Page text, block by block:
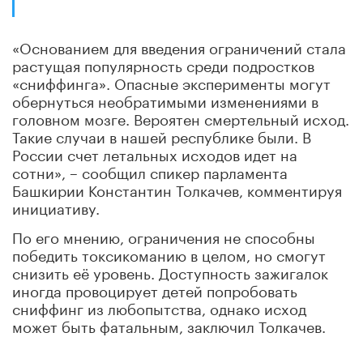
«Основанием для введения ограничений стала
растущая популярность среди подростков
«сниффинга». Опасные эксперименты могут
обернуться необратимыми изменениями в
головном мозге. Вероятен смертельный исход.
Такие случаи в нашей республике были. В
России счет летальных исходов идет на
сотни», – сообщил спикер парламента
Башкирии Константин Толкачев, комментируя
инициативу.
По его мнению, ограничения не способны
победить токсикоманию в целом, но смогут
снизить её уровень. Доступность зажигалок
иногда провоцирует детей попробовать
сниффинг из любопытства, однако исход
может быть фатальным, заключил Толкачев.